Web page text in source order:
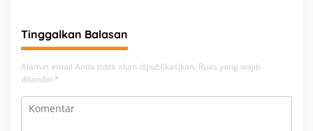
Tinggalkan Balasan
Alamat email Anda tidak akan dipublikasikan. Ruas yang wajib
ditandai *